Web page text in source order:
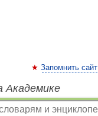
Запомнить сайт
Академике